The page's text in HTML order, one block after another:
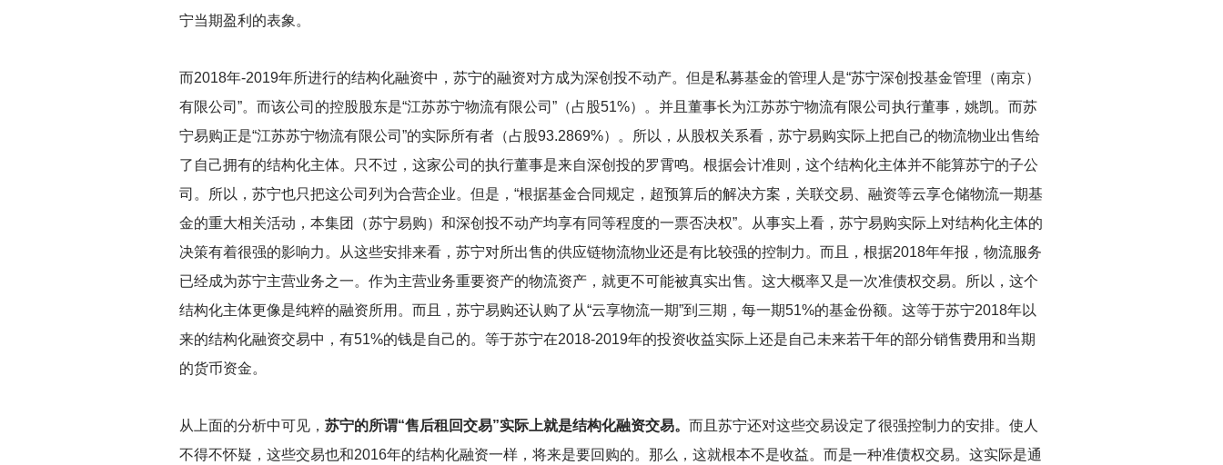
宁当期盈利的表象。
而2018年-2019年所进行的结构化融资中，苏宁的融资对方成为深创投不动产。但是私募基金的管理人是“苏宁深创投基金管理（南京）
有限公司”。而该公司的控股股东是“江苏苏宁物流有限公司”（占股51%）。并且董事长为江苏苏宁物流有限公司执行董事，姚凯。而苏
宁易购正是“江苏苏宁物流有限公司”的实际所有者（占股93.2869%）。所以，从股权关系看，苏宁易购实际上把自己的物流物业出售给
了自己拥有的结构化主体。只不过，这家公司的执行董事是来自深创投的罗霄鸣。根据会计准则，这个结构化主体并不能算苏宁的子公
司。所以，苏宁也只把这公司列为合营企业。但是，“根据基金合同规定，超预算后的解决方案，关联交易、融资等云享仓储物流一期基
金的重大相关活动，本集团（苏宁易购）和深创投不动产均享有同等程度的一票否决权”。从事实上看，苏宁易购实际上对结构化主体的
决策有着很强的影响力。从这些安排来看，苏宁对所出售的供应链物流物业还是有比较强的控制力。而且，根据2018年年报，物流服务
已经成为苏宁主营业务之一。作为主营业务重要资产的物流资产，就更不可能被真实出售。这大概率又是一次准债权交易。所以，这个
结构化主体更像是纯粹的融资所用。而且，苏宁易购还认购了从“云享物流一期”到三期，每一期51%的基金份额。这等于苏宁2018年以
来的结构化融资交易中，有51%的钱是自己的。等于苏宁在2018-2019年的投资收益实际上还是自己未来若干年的部分销售费用和当期
的货币资金。
从上面的分析中可见， 苏宁的所谓“售后租回交易”实际上就是结构化融资交易。 而且苏宁还对这些交易设定了很强控制力的安排。使人
不得不怀疑，这些交易也和2016年的结构化融资一样，将来是要回购的。那么，这就根本不是收益。而是一种准债权交易。这实际是通